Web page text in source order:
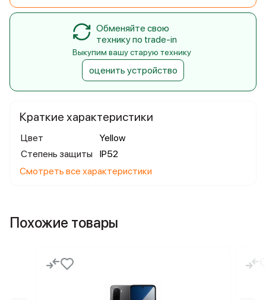
Краткие характеристики
Цвет
Yellow
Степень защиты
IP52
Смотреть все характеристики
Обменяйте свою
технику по trade-in
Выкупим вашу старую технику
оценить устройство
Похожие товары